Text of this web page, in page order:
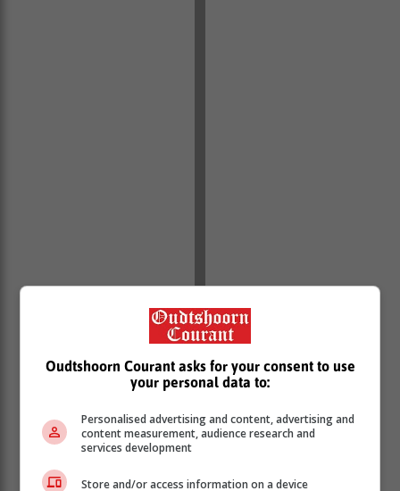
Oudtshoorn Courant asks for your consent to use
your personal data to:
Personalised advertising and content, advertising and
content measurement, audience research and
services development
Store and/or access information on a device